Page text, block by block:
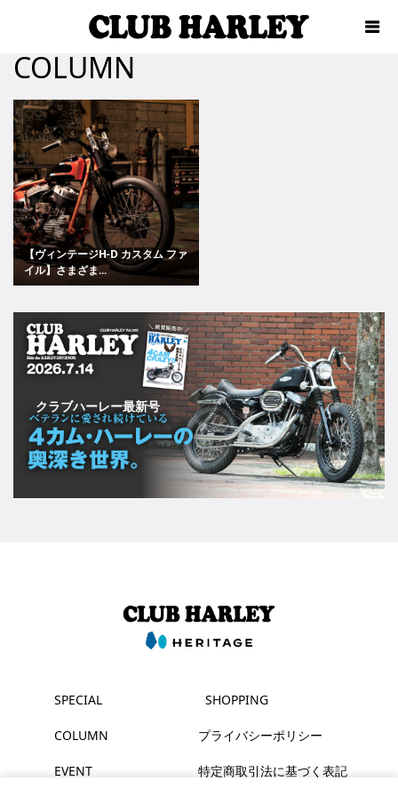
COLUMN
【ヴィンテージH-D カスタム ファ
イル】さまざま...
クラブハーレー最新号
SPECIAL
COLUMN
EVENT
SHOPPING
プライバシーポリシー
特定商取引法に基づく表記